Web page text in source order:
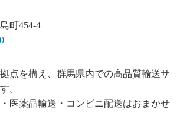
町454-4
点を構え、群馬県内での高品質輸送サ
。
医薬品輸送・コンビニ配送はおまかせ